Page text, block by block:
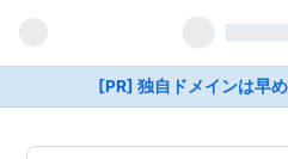
[PR] 独自ドメインは早